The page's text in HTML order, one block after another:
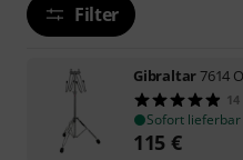
Filter
Gibraltar7614
14
Sofort lieferbar
115 €